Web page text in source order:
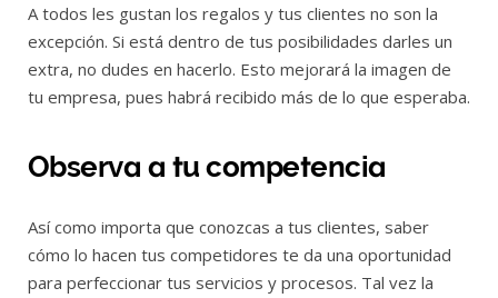
A todos les gustan los regalos y tus clientes no son la
excepción. Si está dentro de tus posibilidades darles un
extra, no dudes en hacerlo. Esto mejorará la imagen de
tu empresa, pues habrá recibido más de lo que esperaba.
Observa a tu competencia
Así como importa que conozcas a tus clientes, saber
cómo lo hacen tus competidores te da una oportunidad
para perfeccionar tus servicios y procesos. Tal vez la